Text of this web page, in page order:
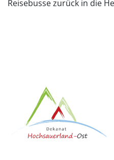
Reisebusse zurück in die